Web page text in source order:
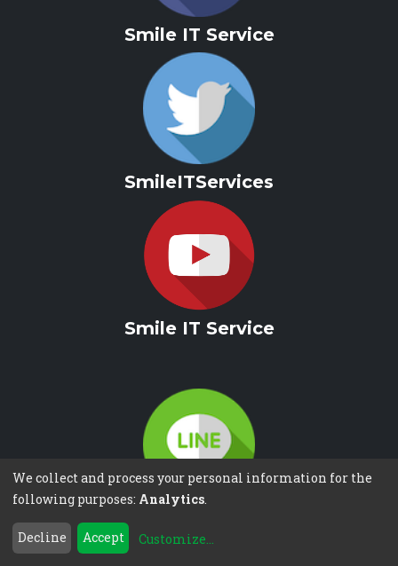
Smile IT Service
SmileITServices
Smile IT Service
@SmileITService
We collect and process your personal information for the
following purposes: Analytics.
Decline Accept Customize